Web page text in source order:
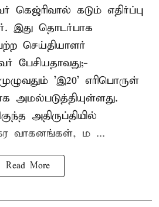
கடும் எதிர்ப்பு
இது தொடர்பாக
செய்தியாளர்
பேசியதாவது;-
'இ20’ எரிபொருள்
அமல்படுத்தியுள்ளது.
அதிருப்தியில்
வாகனங்கள், ம ...
Read More